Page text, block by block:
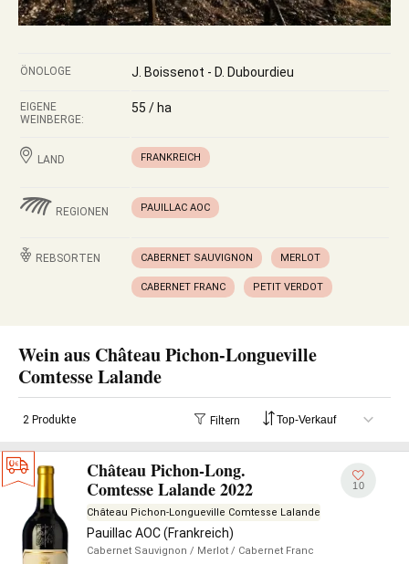
ÖNOLOGE J. Boissenot - D. Dubourdieu
EIGENE
WEINBERGE:
55 / ha
LAND FRANKREICH
REGIONEN PAUILLAC AOC
REBSORTEN CABERNET SAUVIGNON MERLOT
CABERNET FRANC PETIT VERDOT
Wein aus Château Pichon-Longueville
Comtesse Lalande
2 Produkte Filtern
Château Pichon-Long.
Comtesse Lalande 2022
Château Pichon-Longueville Comtesse Lalande
Pauillac AOC (Frankreich)
Cabernet Sauvignon / Merlot / Cabernet Franc
10